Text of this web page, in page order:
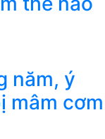
năm, ý
mâm cơm